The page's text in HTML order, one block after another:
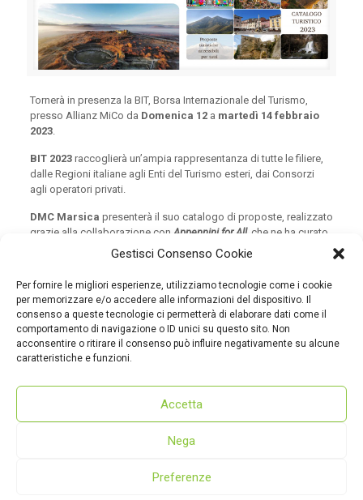
Gestisci Consenso Cookie
Per fornire le migliori esperienze, utilizziamo tecnologie come i cookie
per memorizzare e/o accedere alle informazioni del dispositivo. Il
consenso a queste tecnologie ci permetterà di elaborare dati come il
comportamento di navigazione o ID unici su questo sito. Non
acconsentire o ritirare il consenso può influire negativamente su alcune
caratteristiche e funzioni.
Accetta
Nega
Preferenze
Tornerà in presenza la BIT, Borsa Internazionale del Turismo,
presso Allianz MiCo da Domenica 12a martedì 14 febbraio
2023.
BIT 2023raccoglierà un’ampia rappresentanza di tutte le filiere,
dalle Regioni italiane agli Enti del Turismo esteri, dai Consorzi
agli operatori privati.
DMC Marsica presenterà il suo catalogo di proposte, realizzato
grazie alla collaborazione con Appennini for All, che ne ha curato
grafica e contenuti e tutti i partner presenti nel catalogo.
borghi, la natura, la storia.
Per sfogliare il catalogo cliccarequi
visualizza il catalogo scarica il catalogo
© 2022 - dmcmarsica.it